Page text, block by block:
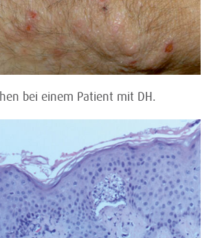
bei einem Patient mit DH.